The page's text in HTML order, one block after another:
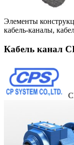
Элементы
кабель-каналы,
Кабель канал